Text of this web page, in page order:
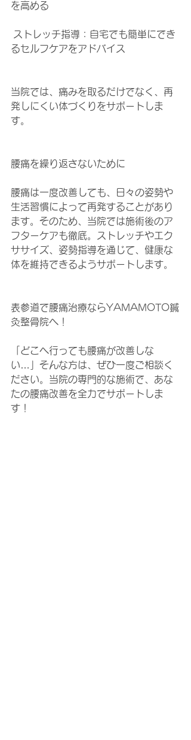
を高める
ストレッチ指導：自宅でも簡単にでき
るセルフケアをアドバイス
当院では、痛みを取るだけでなく、再
発しにくい体づくりをサポートしま
す。
腰痛を繰り返さないために
腰痛は一度改善しても、日々の姿勢や
生活習慣によって再発することがあり
ます。そのため、当院では施術後のア
フターケアも徹底。ストレッチやエク
ササイズ、姿勢指導を通じて、健康な
体を維持できるようサポートします。
表参道で腰痛治療ならYAMAMOTO鍼
灸整骨院へ！
「どこへ行っても腰痛が改善しな
い…」そんな方は、ぜひ一度ご相談く
ださい。当院の専門的な施術で、あな
たの腰痛改善を全力でサポートしま
す！